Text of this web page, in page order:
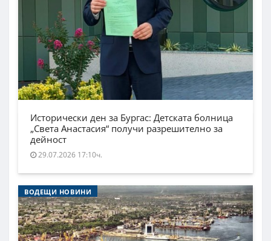
Исторически ден за Бургас: Детската болница
„Света Анастасия“ получи разрешително за
дейност
29.07.2026 17:10ч.
ВОДЕЩИ НОВИНИ